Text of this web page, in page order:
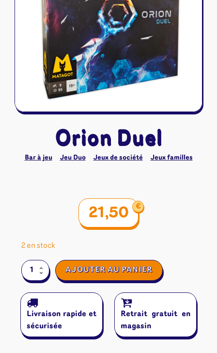
Naruto Mythos
Autres
Tapis de jeu
Orion Duel
Bar à jeu Jeu Duo Jeux de société Jeux familles
21,50 €
2 en stock
quantité
de
Duel
AJOUTER AU PANIER
Livraison rapide et
sécurisée
Retrait gratuit en
magasin